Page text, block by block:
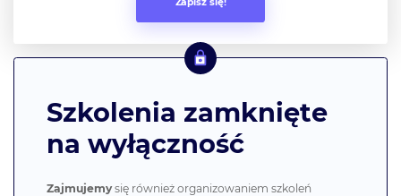
Szkolenia zamknięte
na wyłączność
Zajmujemysię również organizowaniem szkoleń